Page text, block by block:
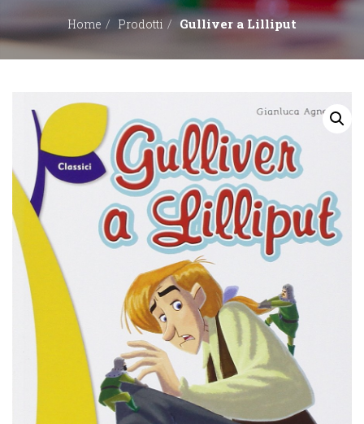
EDITORI
LIBRERIE
Home Prodotti Gulliver a Lilliput